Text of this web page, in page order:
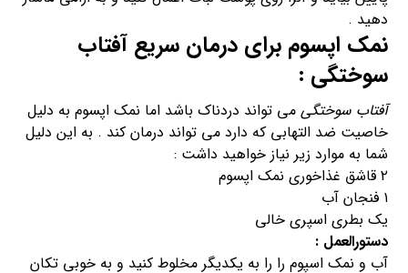
دهید .
نمک اپسوم برای درمان سریعآفتاب
سوختگی :
آفتاب سوختگی می تواند دردناک باشد اما نمک اپسوم به دلیل
خاصیت ضد التهابی که دارد می تواند درمان کند . به این دلیل
شما به موارد زیر نیاز خواهید داشت :
۲ قاشق غذاخوری نمک اپسوم
۱ فنجان آب
یک بطری اسپری خالی
دستورالعمل :
آب و نمک اسپوم را را به یکدیگر مخلوط کنید و به خوبی تکان